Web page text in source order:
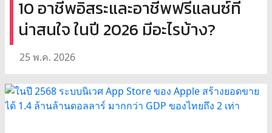
10 อาชีพอิสระและอาชีพฟรีแลนซ์ที่
น่าสนใจ ในปี 2026 มีอะไรบ้าง?
25 พ.ค. 2026